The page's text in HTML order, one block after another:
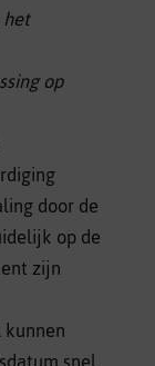
op
door de
op de
zijn